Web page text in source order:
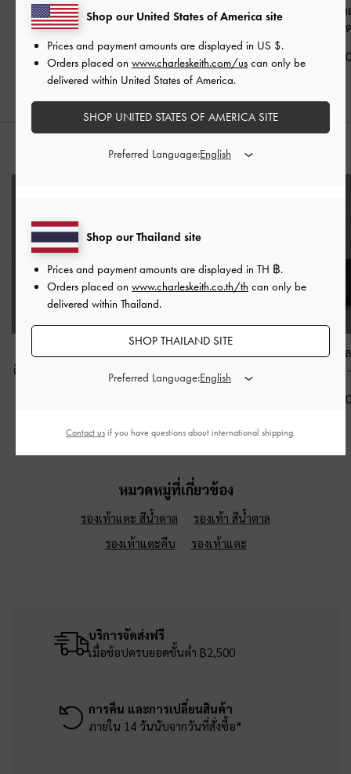
รองเท้าแตะดีไซน์สาย
ไขว้พร้อมห่วงคล้องนิ้ว
เท้า-สีคอนยัค
฿1,790.00
รองเท้าแตะดีไซน์สาย
฿2,190.00
รองเท้าแตะดีเท
฿1,990.00
สไตล์ลุคด้วย
กระเป๋าใส่บัตรหลายช่อง
ดีไซน์หนังแท้
สีคอนยัค
Charlot
สีดาร์คบราวน์
กระเป๋าใส่บัตรห
ดีไซน์หนังแท้
฿1,390.00
หมวดหมู่ที่เกี่ยวข้อง
รองเท้าแตะ สีน้ำตาล
รองเท้า สีน้ำตาล
รองเท้าแตะคีบ
รองเท้าแตะ
บริการจัดส่งฟรี
เมื่อช้อปครบยอดขั้นต่ำ ฿2,500
การคืน และการเปลี่ยนสินค้า
ภายใน 14 วันนับจากวันที่สั่งซื้อ*
Shop our Thailand site
Prices and payment amounts are displayed in TH ฿.
Orders placed on www.charleskeith.co.th/th can only be
delivered within Thailand.
SHOP THAILAND SITE
Preferred Language:
Shop our United States of America site
Prices and payment amounts are displayed in US $.
Orders placed on www.charleskeith.com/us can only be
delivered within United States of America.
SHOP UNITED STATES OF AMERICA SITE
Preferred Language:
Contact us if you have questions about international shipping.